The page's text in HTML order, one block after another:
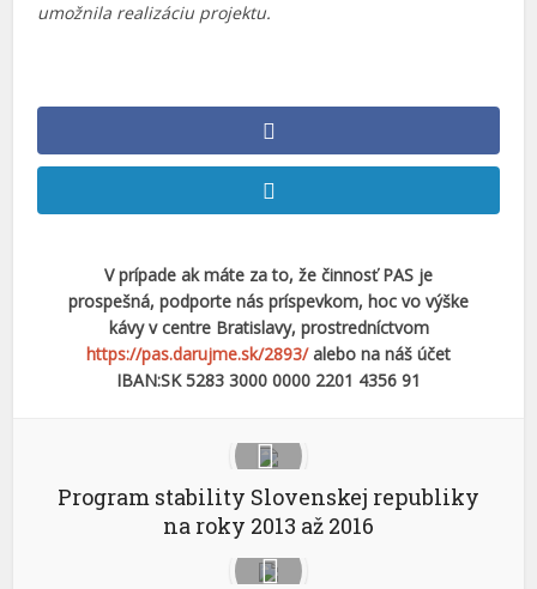
umožnila realizáciu projektu.
V prípade ak máte za to, že činnosť PAS je
prospešná, podporte nás príspevkom, hoc vo výške
kávy v centre Bratislavy, prostredníctvom
https://pas.darujme.sk/2893/alebo na náš účet
IBAN:SK 5283 3000 0000 2201 4356 91
Program stability Slovenskej republiky
na roky 2013 až 2016